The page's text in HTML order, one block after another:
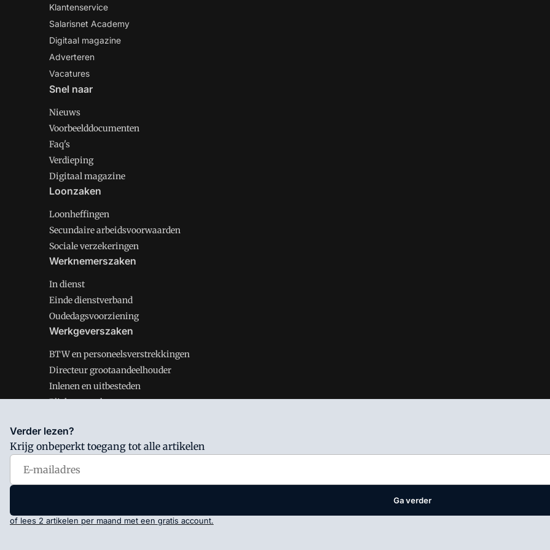
Klantenservice
Salarisnet Academy
Digitaal magazine
Adverteren
Vacatures
Snel naar
Nieuws
Voorbeelddocumenten
Faq's
Verdieping
Digitaal magazine
Loonzaken
Loonheffingen
Secundaire arbeidsvoorwaarden
Sociale verzekeringen
Werknemerszaken
In dienst
Einde dienstverband
Oudedagsvoorziening
Werkgeverszaken
BTW en personeelsverstrekkingen
Directeur grootaandeelhouder
Inlenen en uitbesteden
Plichten werkgever
Salarisnet is onderdeel van VMN media. Lees inons manifestwaar VMN media voor staat. Op gebruik van deze site zijn de
Voorwaarden
Verder lezen?
Krijg onbeperkt toegang tot alle artikelen
Ga verder
of lees 2 artikelen per maand met een gratis account.